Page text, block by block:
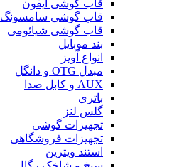
قاب گوشی آیفون
قاب گوشی سامسونگ
قاب گوشی شیائومی
بند موبایل
انواع آویز
مبدل OTG و دانگل
AUX و کابل صدا
باتری
گلس لنز
تجهیزات گوشی
تجهیزات فروشگاهی
استند ویترین